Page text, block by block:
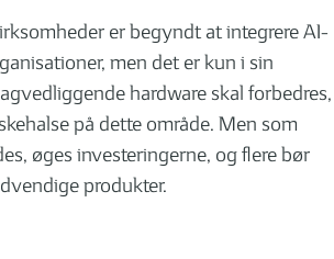
er begyndt at integrere AI-
men det er kun i sin
hardware skal forbedres,
på dette område. Men som
øges investeringerne, og flere bør
produkter.